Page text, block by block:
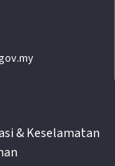
& Keselamatan